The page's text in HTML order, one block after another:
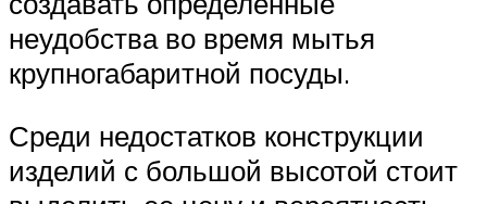
неудобства во время мытья
крупногабаритной посуды.
Среди недостатков конструкции
изделий с большой высотой стоит